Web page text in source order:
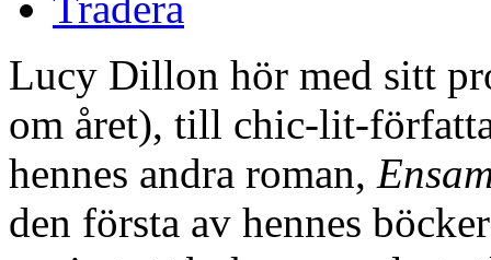
Lucy Dillon hör med sitt
om året), till chic-lit-
hennes andra roman,
den första av hennes